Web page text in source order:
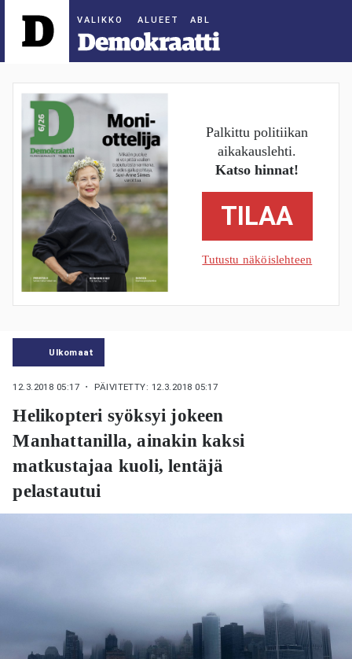
ALUEET
Palkittu politiikan
aikakauslehti.
Katso hinnat!
TILAA
Tutustu näköislehteen
Ulkomaat
12.3.2018 05:17 ・ PÄIVITETTY: 12.3.2018 05:17
Helikopteri syöksyi jokeen
Manhattanilla, ainakin kaksi
matkustajaa kuoli, lentäjä
pelastautui